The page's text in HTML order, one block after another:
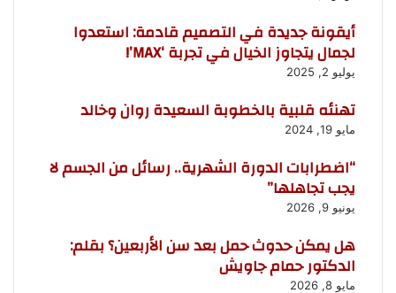
أيقونة جديدة في التصميم قادمة: استعدوا
لجمال يتجاوز الخيال في تجربة ‘MAX’!
يوليو 2, 2025
تهنئه قلبية بالخطوبة السعيدة روان وخالد
مايو 19, 2024
“اضطرابات الدورة الشهرية.. رسائل من الجسم لا
يجب تجاهلها”
يونيو 9, 2026
هل يمكن حدوث حمل بعد سن الأربعين؟ بقلم:
الدكتور حمام جاويش
مايو 8, 2026